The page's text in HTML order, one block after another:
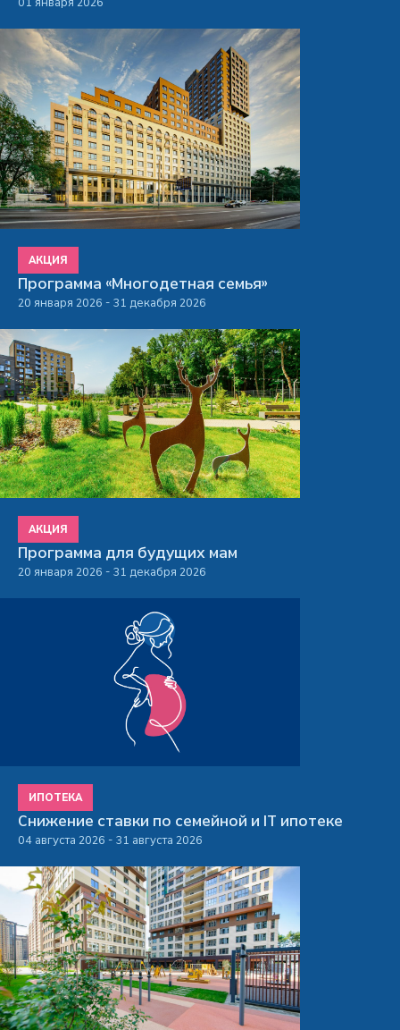
АКЦИЯ
Программа «Многодетная семья»
20 января 2026 - 31 декабря 2026
АКЦИЯ
Программа для будущих мам
20 января 2026 - 31 декабря 2026
ИПОТЕКА
Снижение ставки по семейной и IT ипотеке
04 августа 2026 - 31 августа 2026